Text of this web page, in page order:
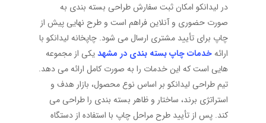
در لیدانکو امکان ثبت سفارش طراحی بسته بندی به
صورت حضوری و آنلاین فراهم است و طرح نهایی پیش از
چاپ برای تأیید مشتری ارسال می شود. چاپخانه لیدانکو با
ارائهخدمات چاپ بسته بندی در مشهدیکی از مجموعه
هایی است که این خدمات را به صورت کامل ارائه می دهد.
تیم طراحی لیدانکو بر اساس نوع محصول، بازار هدف و
استراتژی برند، ساختار و ظاهر بسته بندی را طراحی می
کند. پس از تأیید طرح مراحل چاپ با استفاده از دستگاه